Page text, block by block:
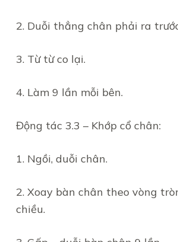
2. Duỗi thẳng chân phải ra
3. Từ từ co lại.
4. Làm 9 lần mỗi bên.
Động tác 3.3 – Khớp cổ chân:
1. Ngồi, duỗi chân.
2. Xoay bàn chân theo vòng
chiều.